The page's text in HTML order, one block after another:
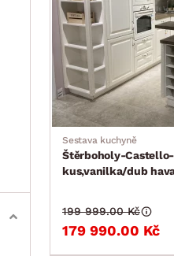
Sestava kuchyně
Štěrboholy-
kus,vanilka/dub
179 990.00 Kč
199 999.00 Kč